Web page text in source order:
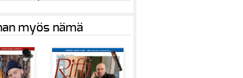
myös nämä